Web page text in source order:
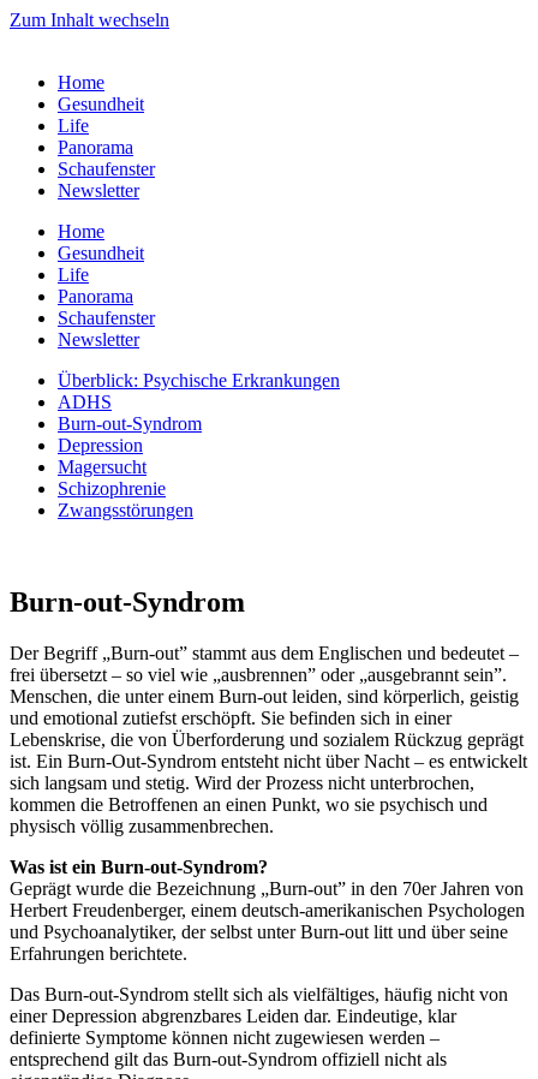
Zum Inhalt wechseln
Home
Gesundheit
Life
Panorama
Schaufenster
Newsletter
Home
Gesundheit
Life
Panorama
Schaufenster
Newsletter
Überblick: Psychische Erkrankungen
ADHS
Burn-out-Syndrom
Depression
Magersucht
Schizophrenie
Zwangsstörungen
Burn-out-Syndrom
Der Begriff „Burn-out” stammt aus dem Englischen und bedeutet –
frei übersetzt – so viel wie „ausbrennen” oder „ausgebrannt sein”.
Menschen, die unter einem Burn-out leiden, sind körperlich, geistig
und emotional zutiefst erschöpft. Sie befinden sich in einer
Lebenskrise, die von Überforderung und sozialem Rückzug geprägt
ist. Ein Burn-Out-Syndrom entsteht nicht über Nacht – es entwickelt
sich langsam und stetig. Wird der Prozess nicht unterbrochen,
kommen die Betroffenen an einen Punkt, wo sie psychisch und
physisch völlig zusammenbrechen.
Was ist ein Burn-out-Syndrom?
Geprägt wurde die Bezeichnung „Burn-out” in den 70er Jahren von
Herbert Freudenberger, einem deutsch-amerikanischen Psychologen
und Psychoanalytiker, der selbst unter Burn-out litt und über seine
Erfahrungen berichtete.
Das Burn-out-Syndrom stellt sich als vielfältiges, häufig nicht von
einer Depression abgrenzbares Leiden dar. Eindeutige, klar
definierte Symptome können nicht zugewiesen werden –
entsprechend gilt das Burn-out-Syndrom offiziell nicht als